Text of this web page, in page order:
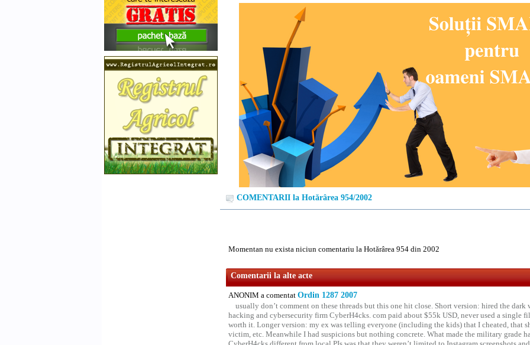
COMENTARII la Hotărârea 954/2002
Momentan nu exista niciun comentariu la Hotărârea 954 din 2002
Comentarii la alte acte
ANONIM a comentat Ordin 1287 2007
usually don’t comment on these threads but this one hit close. Short version: hired the dark
hacking and cybersecurity firm CyberH4cks. com paid about $55k USD, never used a single
worth it. Longer version: my ex was telling everyone (including the kids) that I cheated, that
victim, etc. Meanwhile I had suspicions but nothing concrete. What made the military grade